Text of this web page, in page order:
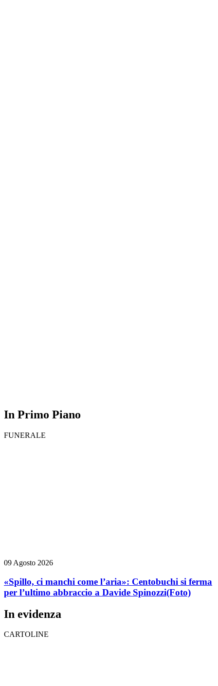
In Primo Piano
FUNERALE
09 Agosto 2026
«Spillo, ci manchi come l’aria»: Centobuchi si ferma
per l’ultimo abbraccio a Davide Spinozzi(Foto)
In evidenza
CARTOLINE